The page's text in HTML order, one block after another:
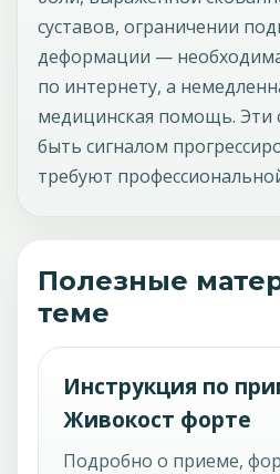
суставов, ограничении
деформации —
по интернету, а
медицинская помощь. Эти
быть сигналом
требуют
Полезные
теме
Инструкция по
Живокост форте
Подробно о приеме,